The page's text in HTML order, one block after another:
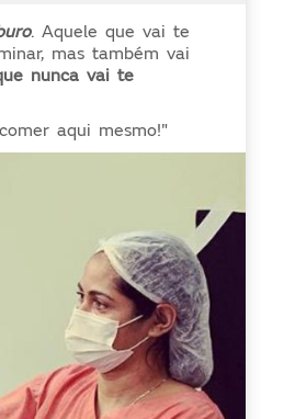
. Aquele que vai te
mas também vai
nunca vai te
aqui mesmo!"